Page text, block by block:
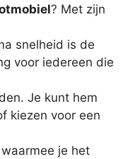
? Met zijn
snelheid is de
voor iedereen die
Je kunt hem
kiezen voor een
je het